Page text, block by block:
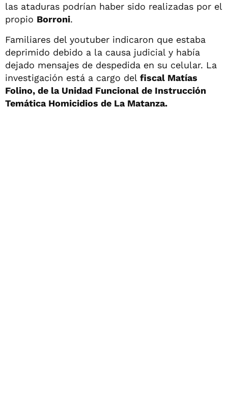
las ataduras podrían haber sido realizadas por el
propio Borroni.
Familiares del youtuber indicaron que estaba
deprimido debido a la causa judicial y había
dejado mensajes de despedida en su celular. La
investigación está a cargo del fiscal Matías
Folino, de la Unidad Funcional de Instrucción
Temática Homicidios de La Matanza.